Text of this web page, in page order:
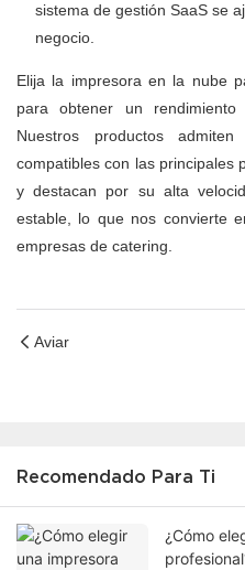
sistema de gestión SaaS se
negocio.
Elija la impresora en la nube
para obtener un
Nuestros productos
compatibles con las principales
y destacan por su alta
estable, lo que nos convierte
empresas de catering.
Aviar
Recomendado Para Ti
¿Cómo